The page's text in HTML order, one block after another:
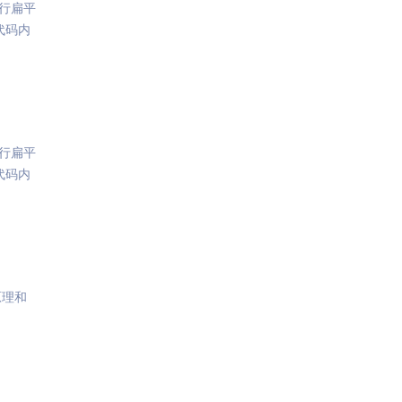
扁平
码内
扁平
码内
和